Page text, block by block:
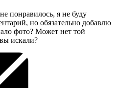
понравилось, я не буду
но обязательно добавлю
фото? Может нет той
искали?